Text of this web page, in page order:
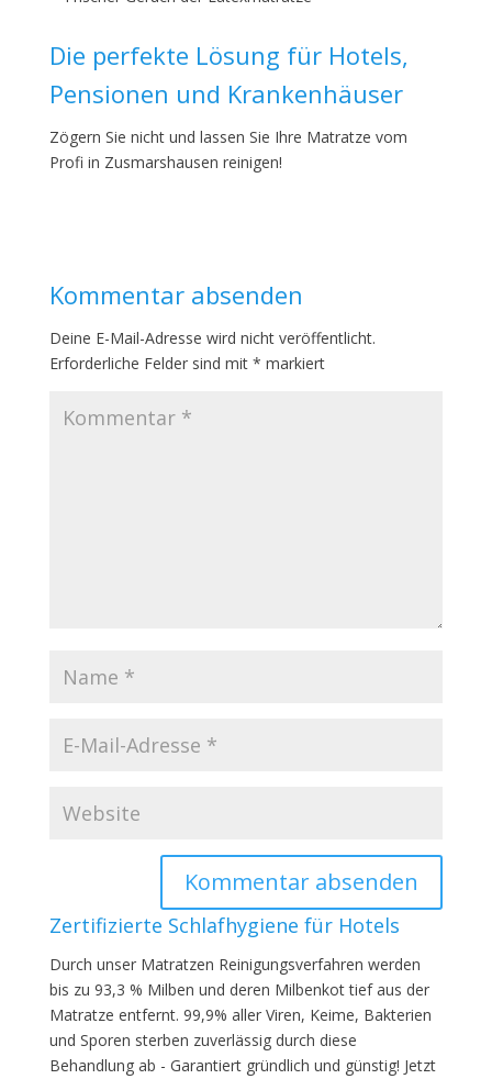
Die perfekte Lösung für Hotels,
Pensionen und Krankenhäuser
Zögern Sie nicht und lassen Sie Ihre Matratze vom
Profi in Zusmarshausen reinigen!
Kommentar absenden
Deine E-Mail-Adresse wird nicht veröffentlicht.
Erforderliche Felder sind mit * markiert
Zertifizierte Schlafhygiene für Hotels
Durch unser Matratzen Reinigungsverfahren werden
bis zu 93,3 % Milben und deren Milbenkot tief aus der
Matratze entfernt. 99,9% aller Viren, Keime, Bakterien
und Sporen sterben zuverlässig durch diese
Behandlung ab - Garantiert gründlich und günstig! Jetzt